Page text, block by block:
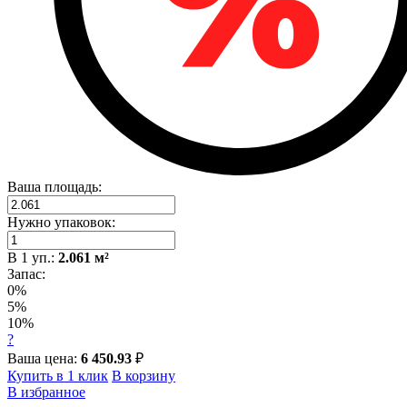
Ваша площадь:
Нужно упаковок:
В 1 уп.: 2.061 м²
Запас:
0%
5%
10%
?
Ваша цена: 6 450.93 ₽
Купить в 1 клик В корзину
В избранное